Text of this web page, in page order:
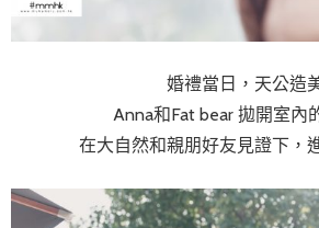
婚禮當日，天公造
Anna和Fat bear 拋開室內
在大自然和親朋好友見證下，